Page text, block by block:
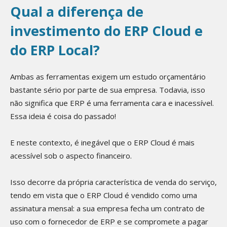
Qual a diferença de
investimento do ERP Cloud e
do ERP Local?
Ambas as ferramentas exigem um estudo orçamentário
bastante sério por parte de sua empresa. Todavia, isso
não significa que ERP é uma ferramenta cara e inacessível.
Essa ideia é coisa do passado!
E neste contexto, é inegável que o ERP Cloud é mais
acessível sob o aspecto financeiro.
Isso decorre da própria característica de venda do serviço,
tendo em vista que o ERP Cloud é vendido como uma
assinatura mensal: a sua empresa fecha um contrato de
uso com o fornecedor de ERP e se compromete a pagar